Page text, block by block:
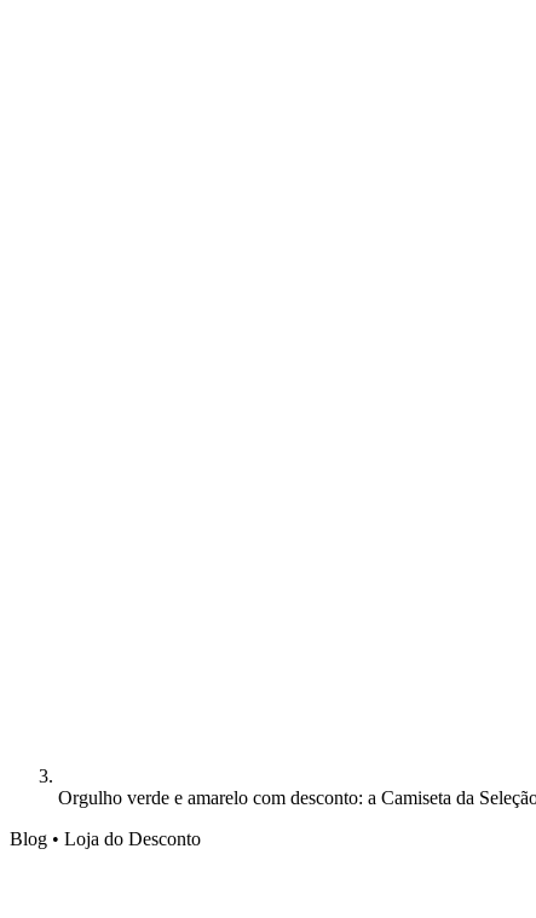
Orgulho verde e amarelo com desconto: a Camiseta da
Blog • Loja do Desconto